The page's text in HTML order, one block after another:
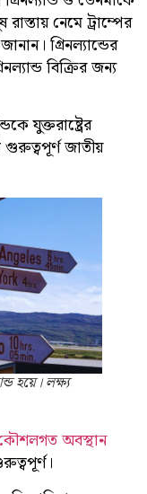
নেমে ট্রাম্পের
গ্রিনল্যান্ডের
বিক্রির জন্য
যুক্তরাষ্ট্রের
গুরুত্বপূর্ণ জাতীয়
হয়ে। লক্ষ্য
কৌশলগত অবস্থান